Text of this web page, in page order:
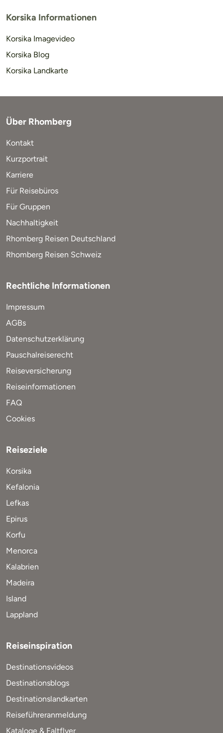
Korsika Informationen
Korsika Imagevideo
Korsika Blog
Korsika Landkarte
Über Rhomberg
Kontakt
Kurzportrait
Karriere
Für Reisebüros
Für Gruppen
Nachhaltigkeit
Rhomberg Reisen Deutschland
Rhomberg Reisen Schweiz
Rechtliche Informationen
Impressum
AGBs
Datenschutzerklärung
Pauschalreiserecht
Reiseversicherung
Reiseinformationen
FAQ
Cookies
Reiseziele
Korsika
Kefalonia
Lefkas
Epirus
Korfu
Menorca
Kalabrien
Madeira
Island
Lappland
Reiseinspiration
Destinationsvideos
Destinationsblogs
Destinationslandkarten
Reiseführeranmeldung
Kataloge & Faltflyer